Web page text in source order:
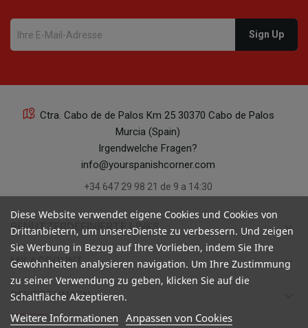
Ctra. Cabo de de Palos Km 25 30370 Cabo de Palos
Murcia (Spain)
Irgendwelche Fragen?
info@yourspanishcorner.com
+34 647 29 98 21 de 9 a 14:30
BENUTZERDEFINIERTE LINKS keyboard_arrow_down
MY ACCOUNT keyboard_arrow_down
BEWERTUNGEN
Diese Website verwendet eigene Cookies und Cookies von
Drittanbietern, um unsereDienste zu verbessern. Und zeigen
Sie Werbung in Bezug auf Ihre Vorlieben, indem Sie Ihre
Gewohnheiten analysieren navigation. Um Ihre Zustimmung
zu seiner Verwendung zu geben, klicken Sie auf die
Schaltfläche Akzeptieren.
Weitere Informationen Anpassen von Cookies